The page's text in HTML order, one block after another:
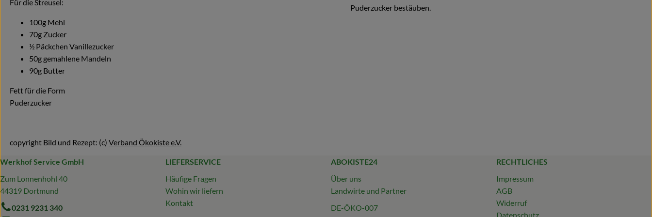
Für die Streusel:
100g Mehl
70g Zucker
½ Päckchen Vanillezucker
50g gemahlene Mandeln
90g Butter
Fett für die Form
Puderzucker
copyright Bild und Rezept: (c) Verband Ökokiste e.V.
Puderzucker bestäuben.
Werkhof Service GmbH
Zum Lonnenhohl 40
44319 Dortmund
0231 9231 340
LIEFERSERVICE
Häufige Fragen
Wohin wir liefern
Kontakt
ABOKISTE24
Über uns
Landwirte und Partner
DE-ÖKO-007
RECHTLICHES
Impressum
AGB
Widerruf
Datenschutz